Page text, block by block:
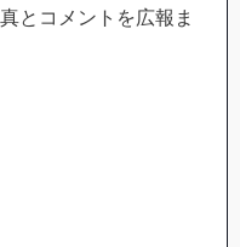
とコメントを広報ま